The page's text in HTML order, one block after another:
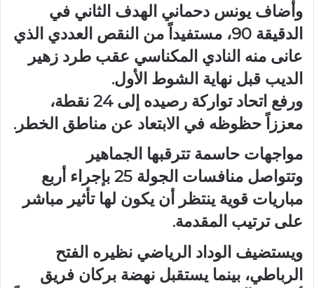
وأضاف يونس دحماني الهدف الثاني في
الدقيقة 90، مستفيداً من النقص العددي الذي
عانى منه النادي المكناسي عقب طرد زهير
الديب قبل نهاية الشوط الأول.
ورفع اتحاد تواركة رصيده إلى 24 نقطة،
معززاً حظوظه في الابتعاد عن مناطق الخطر.
مواجهات حاسمة تترقبها الجماهير
وتتواصل منافسات الجولة 25 بإجراء أربع
مباريات قوية ينتظر أن يكون لها تأثير مباشر
على ترتيب المقدمة.
ويستضيف الوداد الرياضي نظيره الفتح
الرباطي، بينما يستقبل نهضة بركان فريق